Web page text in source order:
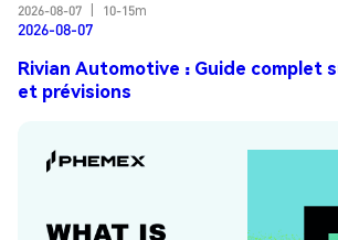
2026-08-07
10-15m
2026-08-07
Rivian Automotive : Guide complet
et prévisions